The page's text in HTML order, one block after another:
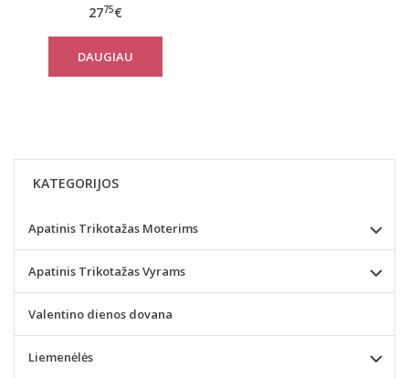
2775€
DAUGIAU
KATEGORIJOS
Apatinis Trikotažas Moterims
Apatinis Trikotažas Vyrams
Valentino dienos dovana
Liemenėlės